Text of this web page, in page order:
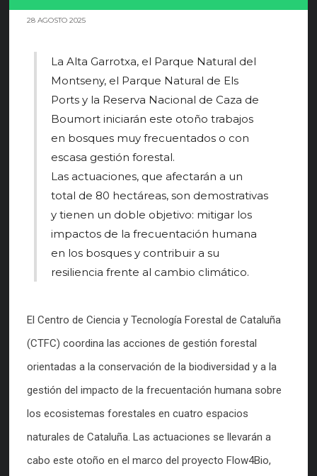
28 AGOSTO 2025
La Alta Garrotxa, el Parque Natural del
Montseny, el Parque Natural de Els
Ports y la Reserva Nacional de Caza de
Boumort iniciarán este otoño trabajos
en bosques muy frecuentados o con
escasa gestión forestal.
Las actuaciones, que afectarán a un
total de 80 hectáreas, son demostrativas
y tienen un doble objetivo: mitigar los
impactos de la frecuentación humana
en los bosques y contribuir a su
resiliencia frente al cambio climático.
El Centro de Ciencia y Tecnología Forestal de Cataluña
(CTFC) coordina las acciones de gestión forestal
orientadas a la conservación de la biodiversidad y a la
gestión del impacto de la frecuentación humana sobre
los ecosistemas forestales en cuatro espacios
naturales de Cataluña. Las actuaciones se llevarán a
cabo este otoño en el marco del proyecto Flow4Bio,